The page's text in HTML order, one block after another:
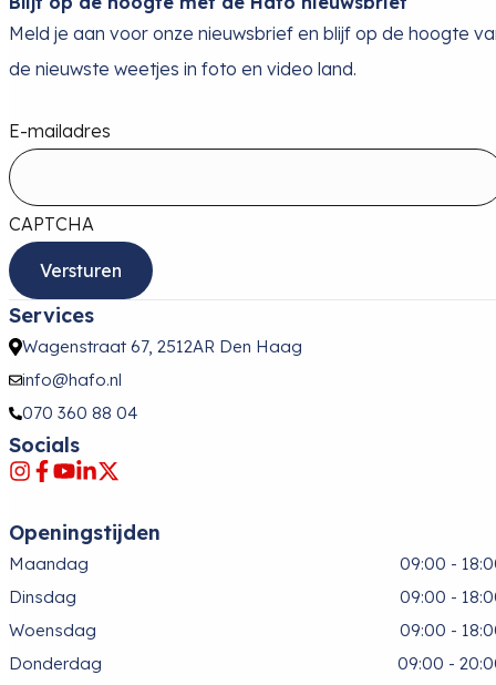
Meld je aan voor onze nieuwsbrief en blijf op de hoogte
de nieuwste weetjes in foto en video land.
E-mailadres
CAPTCHA
Services
Wagenstraat 67, 2512AR Den Haag
info@hafo.nl
070 360 88 04
Socials
Openingstijden
Maandag
09:00 -
Dinsdag
09:00 -
Woensdag
09:00 -
Donderdag
09:00 -